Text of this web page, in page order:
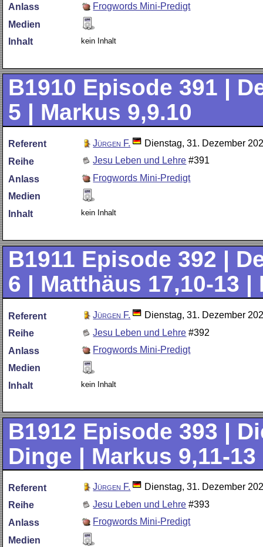
Anlass
Frogwords Mini-Predigt
Medien
Inhalt
kein Inhalt
B1910 Episode 391 |
5 | Markus 9,9.10
Referent Jürgen F.
Dienstag, 31. Dezember
Reihe
Jesu Leben und Lehre #391
Anlass
Frogwords Mini-Predigt
Medien
Inhalt
kein Inhalt
B1911 Episode 392 |
6 | Matthäus 17,10-13 |
Referent Jürgen F.
Dienstag, 31. Dezember
Reihe
Jesu Leben und Lehre #392
Anlass
Frogwords Mini-Predigt
Medien
Inhalt
kein Inhalt
B1912 Episode 393 |
Dinge | Markus 9,11-13
Referent Jürgen F.
Dienstag, 31. Dezember
Reihe
Jesu Leben und Lehre #393
Anlass
Frogwords Mini-Predigt
Medien